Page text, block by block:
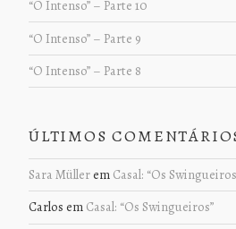
“O Intenso” – Parte 10
“O Intenso” – Parte 9
“O Intenso” – Parte 8
ÚLTIMOS
Sara Müllerem Casal: “Os
Carlos em Casal: “Os Swingueiros”